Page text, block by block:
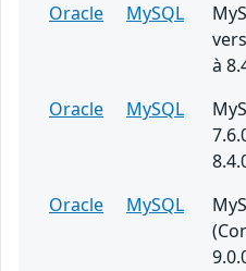
Oracle
MySQL
à
Oracle
MySQL
Oracle
MySQL